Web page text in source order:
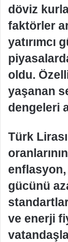
döviz
faktörler
yatırımcı
oldu.
yaşanan
dengeleri
Türk
enflasyon,
gücünü
ve enerji